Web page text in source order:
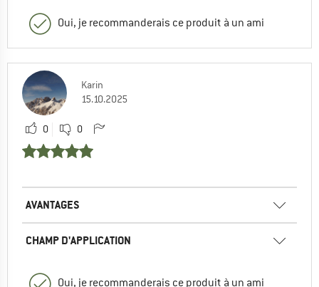
Oui, je recommanderais ce produit à un ami
Karin
15.10.2025
0 0
AVANTAGES
CHAMP D'APPLICATION
Oui, je recommanderais ce produit à un ami